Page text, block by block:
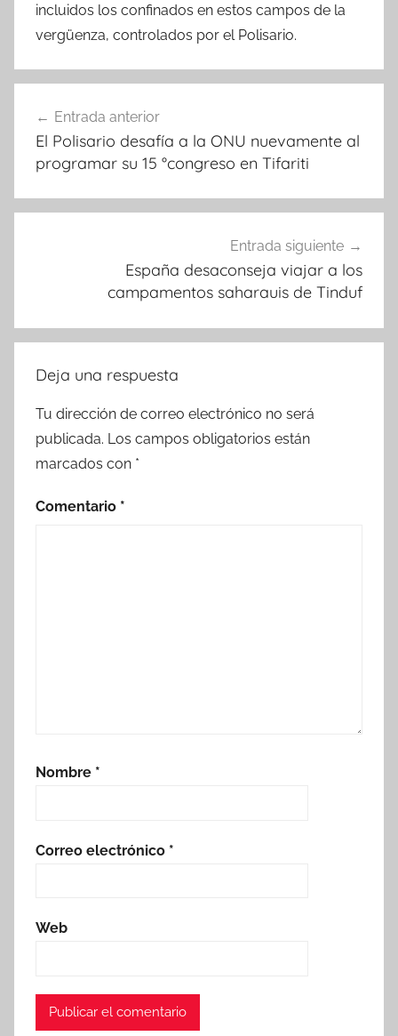
incluidos los confinados en estos campos de la
vergüenza, controlados por el Polisario.
de
entradas
Entrada anterior
El Polisario desafía a la ONU nuevamente al
programar su 15 °congreso en Tifariti
Entrada siguiente
España desaconseja viajar a los
campamentos saharauis de Tinduf
Deja una respuesta
Tu dirección de correo electrónico no será
publicada. Los campos obligatorios están
marcados con *
Comentario *
Nombre *
Correo electrónico *
Web